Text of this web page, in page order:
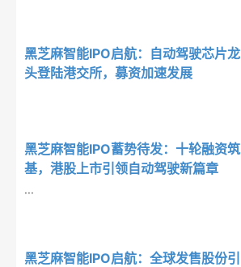
黑芝麻智能IPO启航：自动驾驶芯片龙
头登陆港交所，募资加速发展
黑芝麻智能IPO蓄势待发：十轮融资筑
基，港股上市引领自动驾驶新篇章
···
黑芝麻智能IPO启航：全球发售股份引